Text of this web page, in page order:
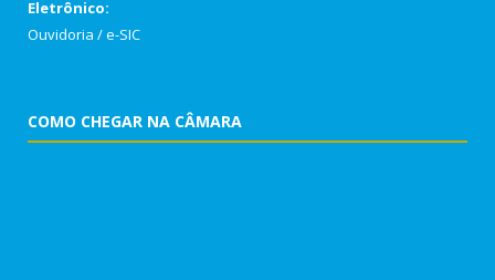
Eletrônico:
Ouvidoria /e-SIC
COMO CHEGAR NA CÂMARA